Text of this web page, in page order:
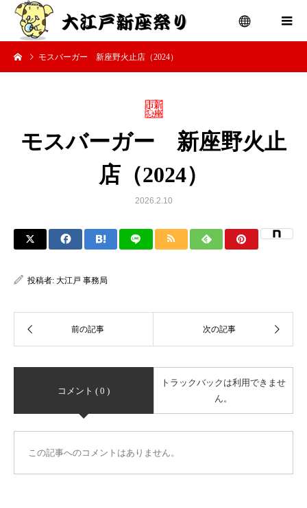
モスバーガー 新座野火止店（2024）
モスバーガー 新座野火止
店（2024）
2026.2.10
投稿者: 大江戸 事務局
コメント ( 0 )
トラックバックは利用できませ
ん。
この記事へのコメントはありません。